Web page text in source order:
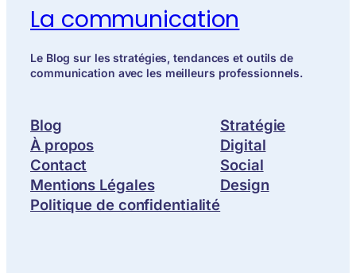
La communication
Le Blog sur les stratégies, tendances et outils de
communication avec les meilleurs professionnels.
Blog
À propos
Contact
Mentions Légales
Politique de confidentialité
Stratégie
Digital
Social
Design